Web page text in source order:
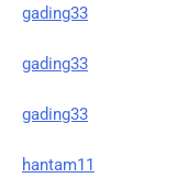
gading33
gading33
gading33
hantam11